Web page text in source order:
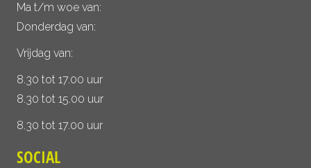
Ma t/m woe van:
Donderdag van:
Vrijdag van:
8.30 tot 17.00 uur
8.30 tot 15.00 uur
8.30 tot 17.00 uur
SOCIAL